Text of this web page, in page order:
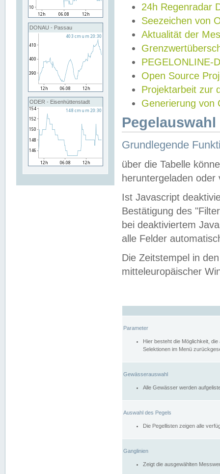
DONAU - Passau
ODER - Eisenhüttenstadt
24h Regenradar
Seezeichen von
Aktualität der
PEGELONLINE-
Open Source
Projektarbeit zur
Generierung von
Grundlegende
über die Tabelle
heruntergeladen oder
Ist Javascript
Bestätigung des
bei deaktiviertem
alle Felder
Die Zeitstempel in
mitteleuropäischer
Parameter
Hier besteht die Möglichkeit,
Selektionen im Menü
Gewässerauswahl
Alle Gewässer werden
Auswahl des Pegels
Die Pegellisten zeigen alle
Ganglinien
Zeigt die ausgewählten